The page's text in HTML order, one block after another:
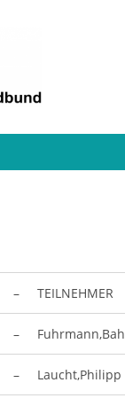
– TEILNEHMER
–
– Laucht,Philipp